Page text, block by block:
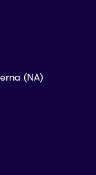
(NA)